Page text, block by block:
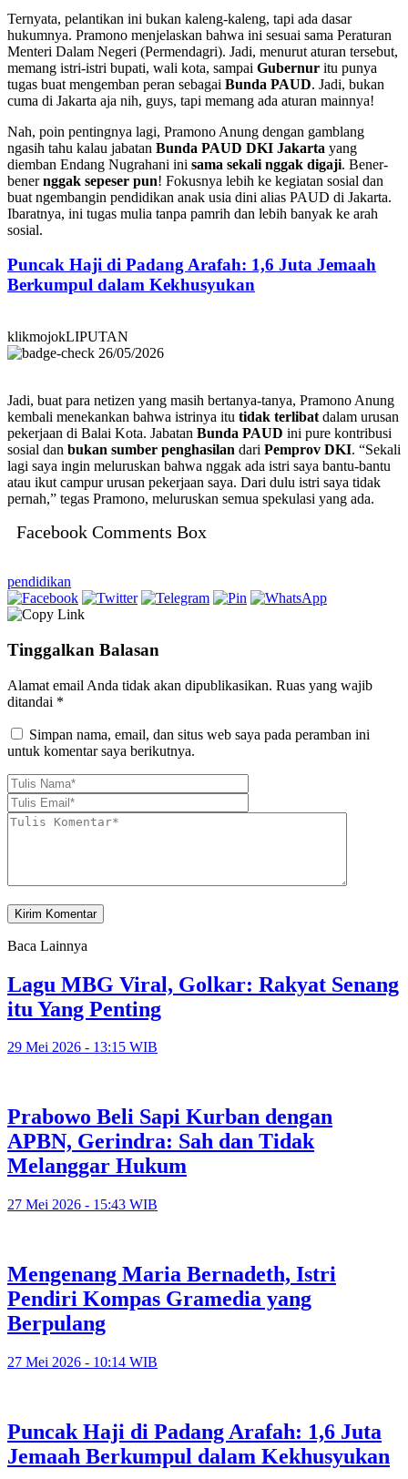
Ternyata, pelantikan ini bukan kaleng-kaleng, tapi ada dasar
hukumnya. Pramono menjelaskan bahwa ini sesuai sama Peraturan
Menteri Dalam Negeri (Permendagri). Jadi, menurut aturan tersebut,
memang istri-istri bupati, wali kota, sampai Gubernur itu punya
tugas buat mengemban peran sebagai Bunda PAUD. Jadi, bukan
cuma di Jakarta aja nih, guys, tapi memang ada aturan mainnya!
Nah, poin pentingnya lagi, Pramono Anung dengan gamblang
ngasih tahu kalau jabatan Bunda PAUD DKI Jakarta yang
diemban Endang Nugrahani ini sama sekali nggak digaji. Bener-
benernggak sepeser pun! Fokusnya lebih ke kegiatan sosial dan
buat ngembangin pendidikan anak usia dini alias PAUD di Jakarta.
Ibaratnya, ini tugas mulia tanpa pamrih dan lebih banyak ke arah
sosial.
Puncak Haji di Padang Arafah: 1,6 Juta Jemaah
Berkumpul dalam Kekhusyukan
klikmojokLIPUTAN
26/05/2026
Jadi, buat para netizen yang masih bertanya-tanya, Pramono Anung
kembali menekankan bahwa istrinya itu tidak terlibat dalam urusan
pekerjaan di Balai Kota. Jabatan Bunda PAUD ini pure kontribusi
sosial dan bukan sumber penghasilan dari Pemprov DKI. “Sekali
lagi saya ingin meluruskan bahwa nggak ada istri saya bantu-bantu
atau ikut campur urusan pekerjaan saya. Dari dulu istri saya tidak
pernah,” tegas Pramono, meluruskan semua spekulasi yang ada.
Facebook Comments Box
pendidikan
Tinggalkan Balasan
Alamat email Anda tidak akan dipublikasikan. Ruas yang wajib
ditandai *
Simpan nama, email, dan situs web saya pada peramban ini
untuk komentar saya berikutnya.
Baca Lainnya
Lagu MBG Viral, Golkar: Rakyat Senang
itu Yang Penting
29 Mei 2026 - 13:15 WIB
Prabowo Beli Sapi Kurban dengan
APBN, Gerindra: Sah dan Tidak
Melanggar Hukum
27 Mei 2026 - 15:43 WIB
Mengenang Maria Bernadeth, Istri
Pendiri Kompas Gramedia yang
Berpulang
27 Mei 2026 - 10:14 WIB
Puncak Haji di Padang Arafah: 1,6 Juta
Jemaah Berkumpul dalam Kekhusyukan